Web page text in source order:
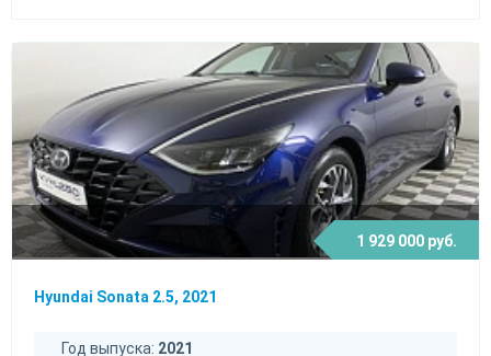
1 929 000 руб.
Hyundai Sonata 2.5, 2021
Год выпуска: 2021